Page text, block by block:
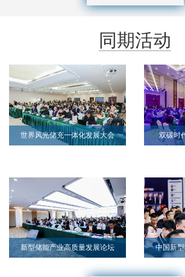
同期活动
世界风光储充一体化发展大会 双碳时
新型储能产业高质量发展论坛 中国新